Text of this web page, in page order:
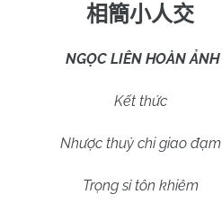
相簡小人交
NGỌC LIÊN HOÀN ẢNH
Kết thức
Nhược thuỷ chi giao đạm
Trọng sỉ tôn khiêm